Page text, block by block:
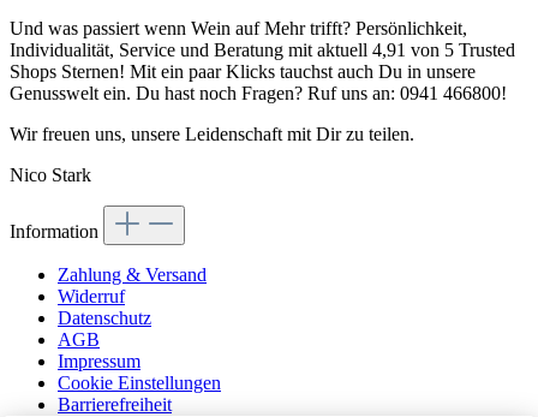
Und was passiert wenn Wein auf Mehr trifft? Persönlichkeit,
Individualität, Service und Beratung mit aktuell 4,91 von 5 Trusted
Shops Sternen! Mit ein paar Klicks tauchst auch Du in unsere
Genusswelt ein. Du hast noch Fragen? Ruf uns an: 0941 466800!
Wir freuen uns, unsere Leidenschaft mit Dir zu teilen.
Nico Stark
Information
Zahlung & Versand
Widerruf
Datenschutz
AGB
Impressum
Cookie Einstellungen
Barrierefreiheit